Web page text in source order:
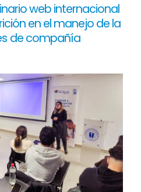
web internacional
en el manejo de la
de compañía